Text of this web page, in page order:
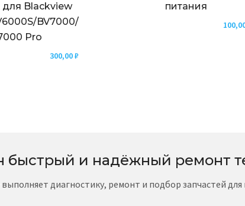
Blackview
BV7000/
Pro
300,00₽
питания
быстрый и надёжный ремонт
выполняет диагностику, ремонт и подбор запчастей